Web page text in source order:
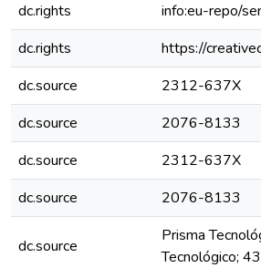
dc.rights
info:eu-repo/
dc.rights
https://
dc.source
2312-637X
dc.source
2076-8133
dc.source
2312-637X
dc.source
2076-8133
dc.source
Prisma
Tecnológico;